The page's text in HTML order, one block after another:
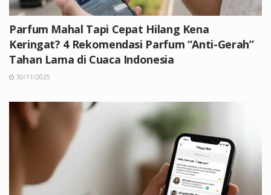
Parfum Mahal Tapi Cepat Hilang Kena
Keringat? 4 Rekomendasi Parfum “Anti-Gerah”
Tahan Lama di Cuaca Indonesia
30/11/2025